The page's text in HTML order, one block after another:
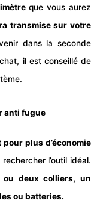
que vous aurez
transmise sur votre
dans la seconde
il est conseillé de
anti fugue
plus d’économie
l’outil idéal.
ou deux colliers, un
ou batteries.